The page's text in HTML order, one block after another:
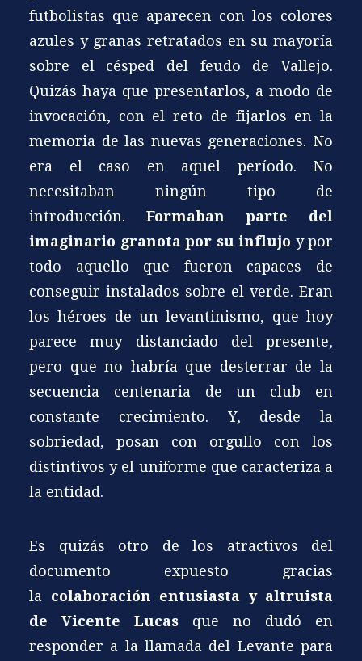
futbolistas que aparecen con los colores
azules y granas retratados en su mayoría
sobre el césped del feudo de Vallejo.
Quizás haya que presentarlos, a modo de
invocación, con el reto de fijarlos en la
memoria de las nuevas generaciones. No
era el caso en aquel período. No
necesitaban ningún tipo de
introducción. Formaban parte del
imaginario granota por su influjo y por
todo aquello que fueron capaces de
conseguir instalados sobre el verde. Eran
los héroes de un levantinismo, que hoy
parece muy distanciado del presente,
pero que no habría que desterrar de la
secuencia centenaria de un club en
constante crecimiento. Y, desde la
sobriedad, posan con orgullo con los
distintivos y el uniforme que caracteriza a
la entidad.
Es quizás otro de los atractivos del
documento expuesto gracias
la colaboración entusiasta y altruista
de Vicente Lucas que no dudó en
responder a la llamada del Levante para